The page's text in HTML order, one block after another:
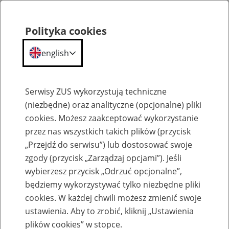
Szkolenia
Zaproś ZUS do siebie: Aktywni 50+
Polityka cookies
english
Serwisy ZUS wykorzystują techniczne
(niezbędne) oraz analityczne (opcjonalne) pliki
cookies. Możesz zaakceptować wykorzystanie
przez nas wszystkich takich plików (przycisk
„Przejdź do serwisu”) lub dostosować swoje
zgody (przycisk „Zarządzaj opcjami”). Jeśli
wybierzesz przycisk „Odrzuć opcjonalne”,
będziemy wykorzystywać tylko niezbędne pliki
cookies. W każdej chwili możesz zmienić swoje
ustawienia. Aby to zrobić, kliknij „Ustawienia
plików cookies” w stopce.